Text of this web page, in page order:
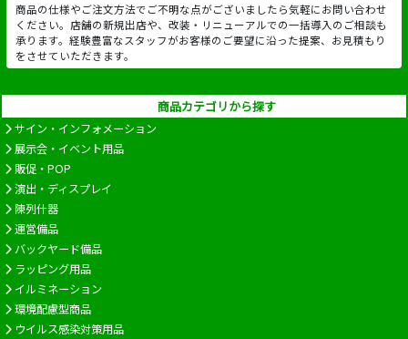
商品の仕様やご注文方法でご不明な点がございましたら気軽にお問い合わせ
ください。店舗の新規出店や、改装・リニューアルでの一括導入のご相談も
承ります。経験豊富なスタッフがお客様のご要望に沿った提案、お見積もり
をさせていただきます。
商品カテゴリから探す
サイン・インフォメーション
展示会・イベント用品
販促・POP
演出・ディスプレイ
陳列什器
運営備品
バックヤード備品
ラッピング用品
イルミネーション
環境配慮型商品
ウイルス感染対策用品